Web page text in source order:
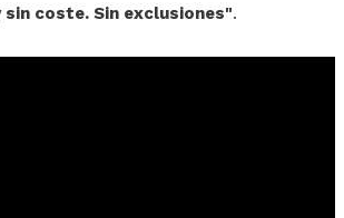
coste. Sin exclusiones".